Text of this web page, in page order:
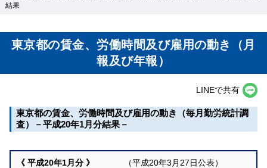
結果
東京都の賃金、労働時間及び雇用の動き（月
報及び年報）
LINEで共有
東京都の賃金、労働時間及び雇用の動き（毎月勤労統計調
査）－平成20年1月分結果－
《 平成20年1月分 》 （平成20年3月27日公表）